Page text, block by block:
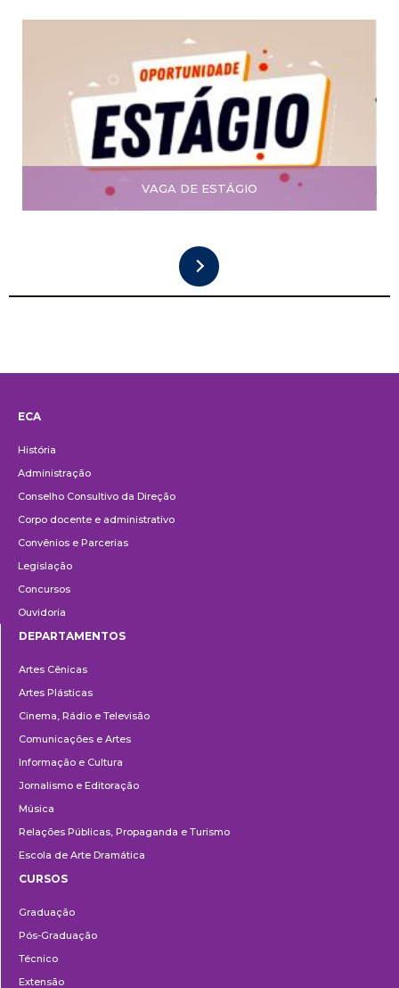
VAGA DE ESTÁGIO
ECA
História
Administração
Conselho Consultivo da Direção
Corpo docente e administrativo
Convênios e Parcerias
Legislação
Concursos
Ouvidoria
DEPARTAMENTOS
Artes Cênicas
Artes Plásticas
Cinema, Rádio e Televisão
Comunicações e Artes
Informação e Cultura
Jornalismo e Editoração
Música
Relações Públicas, Propaganda e Turismo
Escola de Arte Dramática
CURSOS
Graduação
Pós-Graduação
Técnico
Extensão